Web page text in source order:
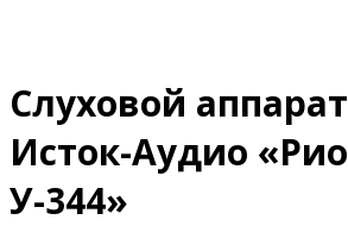
Слуховой аппарат
Исток-Аудио «Рио
У-344»